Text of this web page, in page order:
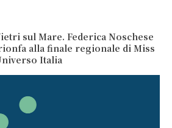
sul Mare. Federica Noschese
alla finale regionale di Miss
Italia